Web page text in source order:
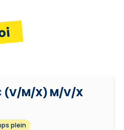
(V/M/X) M/V/X
plein